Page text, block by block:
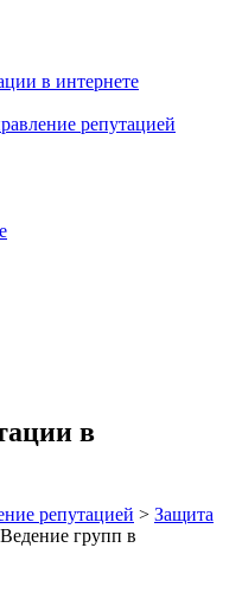
в интернете
репутацией
в
репутацией > Защита
Ведение групп в